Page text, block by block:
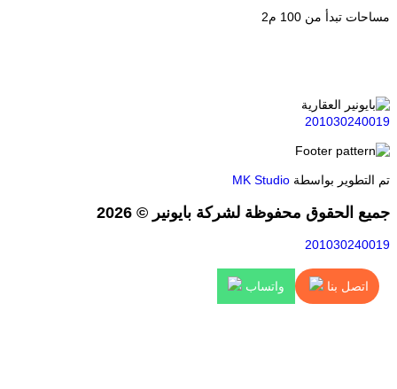
تبدأ من 100 م2
بواسطةMK Studio
الحقوق محفوظة لشركة بايونير © 2026
اتصل بنا واتساب